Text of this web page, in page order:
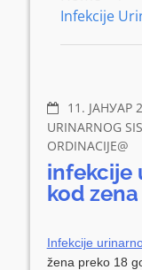
Infekcije
11. ЈАНУАР
URINARNOG
ORDINACIJE@
infekcije
kod zena
Infekcije
žena preko 18